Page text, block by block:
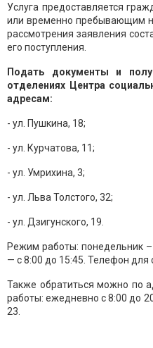
Услуга предоставляется
или временно пребывающим
рассмотрения заявления
его поступления.
Подать документы и
отделениях Центра
адресам:
- ул. Пушкина, 18;
- ул. Курчатова, 11;
- ул. Умрихина, 3;
- ул. Льва Толстого, 32;
- ул. Дзигунского, 19.
Режим работы: понедельник –
— с 8:00 до 15:45. Телефон для
Также обратиться можно по
работы: ежедневно с 8:00 до
23.